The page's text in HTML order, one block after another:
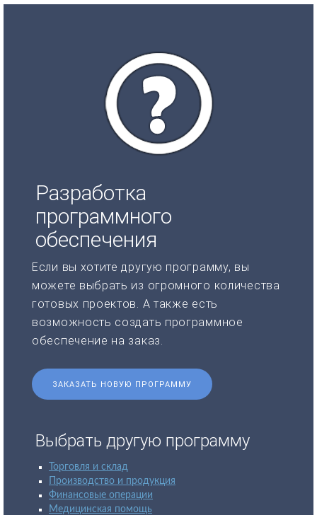
Разработка
программного
обеспечения
Если вы хотите другую программу, вы
можете выбрать из огромного количества
готовых проектов. А также есть
возможность создать программное
обеспечение на заказ.
ЗАКАЗАТЬ НОВУЮ ПРОГРАММУ
Выбрать другую программу
Торговля и склад
Производство и продукция
Финансовые операции
Медицинская помощь